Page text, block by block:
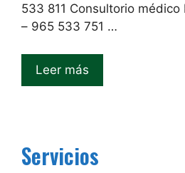
533 811 Consultorio
– 965 533 751 …
Leer más
Servicios